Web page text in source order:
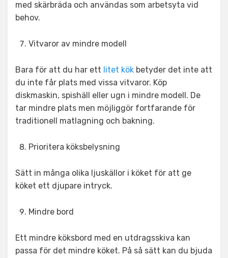
med skärbräda och användas som arbetsyta vid
behov.
Vitvaror av mindre modell
Bara för att du har ett litet kök betyder det inte att
du inte får plats med vissa vitvaror. Köp
diskmaskin, spishäll eller ugn i mindre modell. De
tar mindre plats men möjliggör fortfarande för
traditionell matlagning och bakning.
Prioritera köksbelysning
Sätt in många olika ljuskällor i köket för att ge
köket ett djupare intryck.
Mindre bord
Ett mindre köksbord med en utdragsskiva kan
passa för det mindre köket. På så sätt kan du bjuda